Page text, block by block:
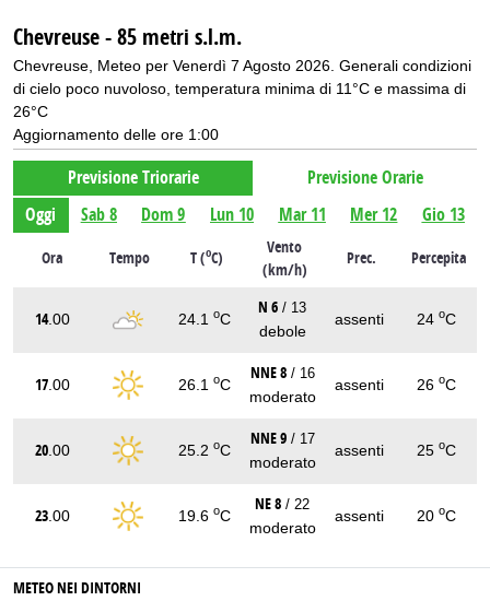
Chevreuse - 85 metri s.l.m.
Chevreuse, Meteo per Venerdì 7 Agosto 2026. Generali condizioni
di cielo poco nuvoloso, temperatura minima di 11°C e massima di
26°C
Aggiornamento delle ore 1:00
Previsione Triorarie
Previsione Orarie
Oggi
Sab 8 Dom 9 Lun 10 Mar 11 Mer 12 Gio 13
Ora Tempo T (oC)
Vento
(km/h)
Prec. Percepita
14.00 24.1 oC
N 6 / 13
debole
assenti 24 oC
17 .00 26.1 oC
NNE 8 / 16
moderato
assenti 26 oC
20 .00 25.2 oC
NNE 9 / 17
moderato
assenti 25 oC
23 .00 19.6 oC
NE 8 / 22
moderato
assenti 20 oC
METEO NEI DINTORNI